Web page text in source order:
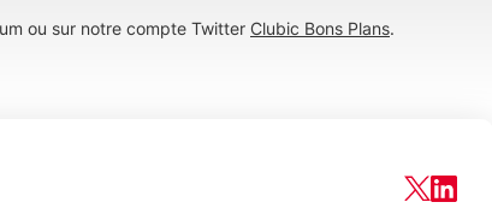
ou sur notre compte Twitter Clubic Bons Plans.